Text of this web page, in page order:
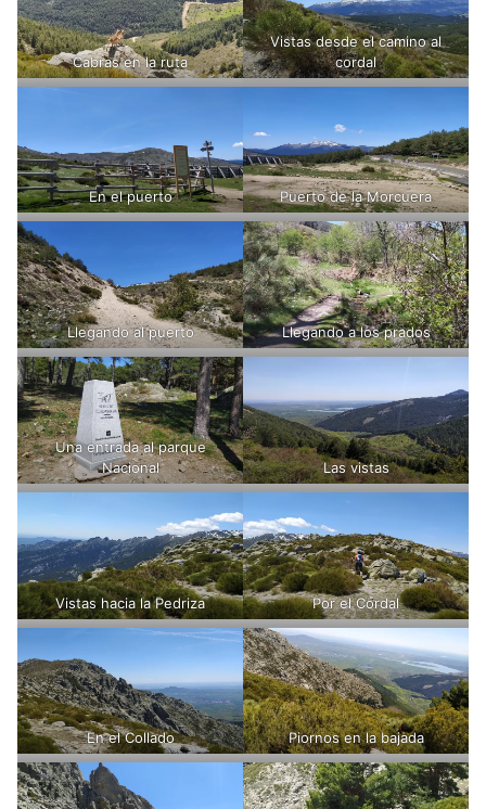
Cabras en la ruta
Vistas desde el camino al
cordal
En el puerto Puerto de la Morcuera
Llegando al puerto Llegando a los prados
Una entrada al parque
Nacional
Las vistas
Vistas hacia la Pedriza Por el Cordal
En el Collado Piornos en la bajada